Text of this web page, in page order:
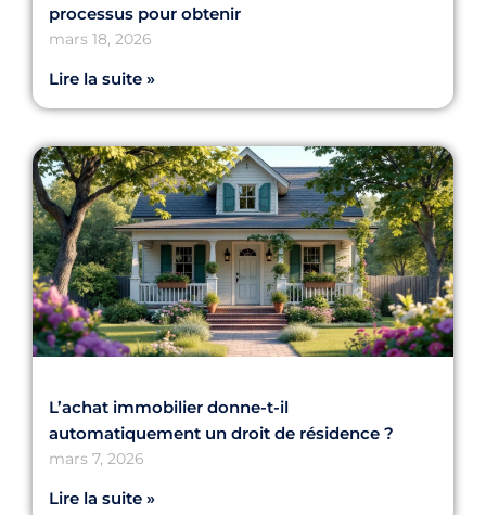
processus pour obtenir
mars 18, 2026
Lire la suite »
L’achat immobilier donne-t-il
automatiquement un droit de résidence ?
mars 7, 2026
Lire la suite »